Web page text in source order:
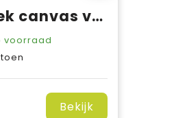
Klassiek canvas vissershoed
voorraad
Bekijk